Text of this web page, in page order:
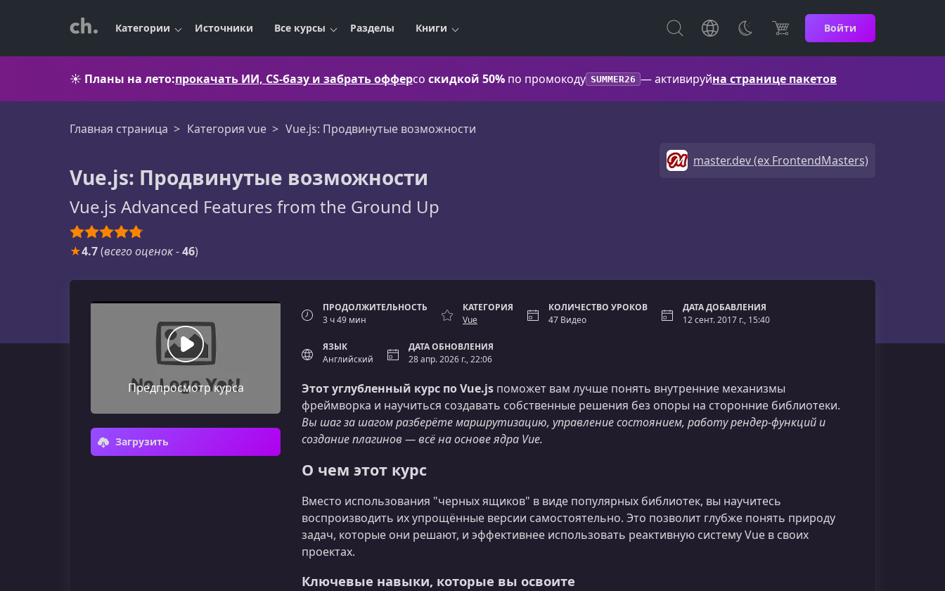
Категории Источники Все курсы Разделы Книги Войти
☀️ Планы на лето:прокачать ИИ, CS-базу и забрать офферсо скидкой 50% по промокоду SUMMER26 — активируйна странице пакетов
Главная страница Категория vue Vue.js: Продвинутые возможности
Vue.js: Продвинутые возможности
Vue.js Advanced Features from the Ground Up
master.dev (ex FrontendMasters)
★4.7(всего оценок-46)
Предпросмотр курса
Загрузить
ПРОДОЛЖИТЕЛЬНОСТЬ
3 ч 49 мин
КАТЕГОРИЯ
Vue
КОЛИЧЕСТВО УРОКОВ
47 Видео
ДАТА ДОБАВЛЕНИЯ
12 сент. 2017 г., 15:40
ЯЗЫК
Английский
ДАТА ОБНОВЛЕНИЯ
28 апр. 2026 г., 22:06
Этот углубленный курс по Vue.js поможет вам лучше понять внутренние механизмы
фреймворка и научиться создавать собственные решения без опоры на сторонние библиотеки.
Вы шаг за шагом разберёте маршрутизацию, управление состоянием, работу рендер-функций и
создание плагинов — всё на основе ядра Vue.
О чем этот курс
Вместо использования "черных ящиков" в виде популярных библиотек, вы научитесь
воспроизводить их упрощённые версии самостоятельно. Это позволит глубже понять природу
задач, которые они решают, и эффективнее использовать реактивную систему Vue в своих
проектах.
Ключевые навыки, которые вы освоите